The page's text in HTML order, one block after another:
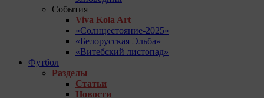
События
Viva Kola Art
«Солнцестояние-2025»
«Белорусская Эльба»
«Витебский листопад»
Футбол
Разделы
Статьи
Новости